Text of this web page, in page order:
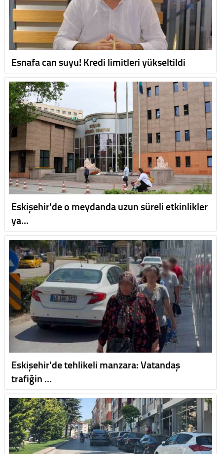
Esnafa can suyu! Kredi limitleri yükseltildi
Eskişehir'de o meydanda uzun süreli etkinlikler
ya…
Eskişehir'de tehlikeli manzara: Vatandaş
trafiğin …